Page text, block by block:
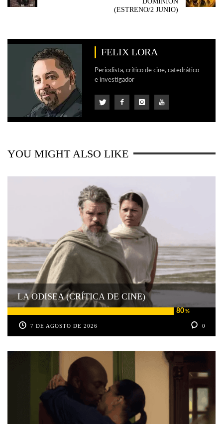
(ESTRENO/2 JUNIO)
FELIX LORA
Periodista, crítico de cine, catedrático
e investigador
YOU MIGHT ALSO LIKE
80%
LA ODISEA (CRÍTICA DE CINE)
7 DE AGOSTO DE 2026 0